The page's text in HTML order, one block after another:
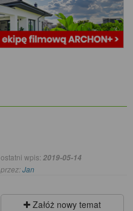
ostatni wpis: 2019-05-14
przez:Jan
Załóż nowy temat